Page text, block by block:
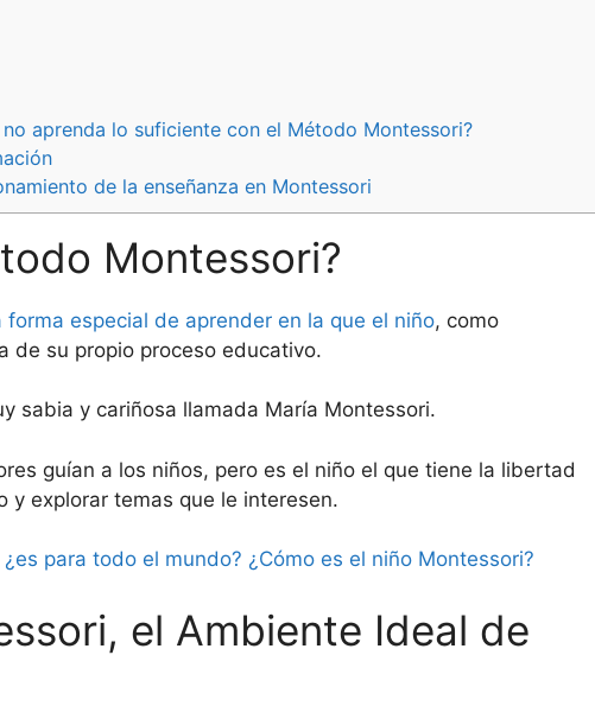
aprenda lo suficiente con el Método Montessori?
de la enseñanza en Montessori
Montessori?
especial de aprender en la que el niño, como
de su propio proceso educativo.
sabia y cariñosa llamada María Montessori.
guían a los niños, pero es el niño el que tiene la libertad
y explorar temas que le interesen.
para todo el mundo? ¿Cómo es el niño Montessori?
el Ambiente Ideal de